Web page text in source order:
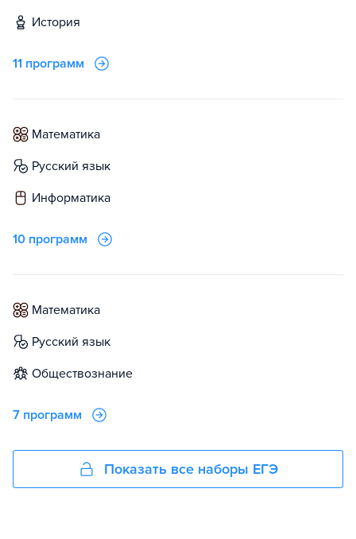
история
11 программ
математика
русский язык
информатика
10 программ
математика
русский язык
обществознание
7 программ
Показать все наборы ЕГЭ